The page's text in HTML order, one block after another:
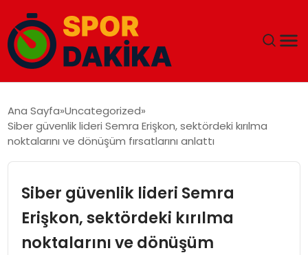
GÜNDEM
EKONOMI
Ana Sayfa Uncategorized
Siber güvenlik lideri Semra Erişkon, sektördeki kırılma
noktalarını ve dönüşüm fırsatlarını anlattı
Siber güvenlik lideri Semra
Erişkon, sektördeki kırılma
noktalarını ve dönüşüm